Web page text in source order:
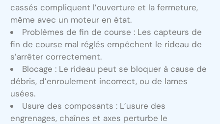
cassés compliquent l’ouverture et la fermeture,
même avec un moteur en état.
Problèmes de fin de course : Les capteurs de
fin de course mal réglés empêchent le rideau de
s’arrêter correctement.
Blocage : Le rideau peut se bloquer à cause de
débris, d’enroulement incorrect, ou de lames
usées.
Usure des composants : L’usure des
engrenages, chaînes et axes perturbe le